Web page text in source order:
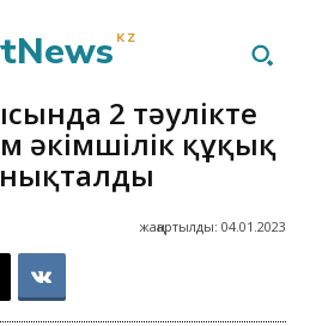
KZ
2 тәулікте
әкімшілік құқық
жаңартылды: 04.01.2023